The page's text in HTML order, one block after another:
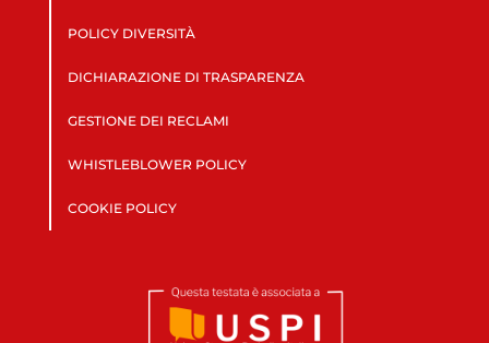
POLICY DIVERSITÀ
DICHIARAZIONE DI TRASPARENZA
GESTIONE DEI RECLAMI
WHISTLEBLOWER POLICY
COOKIE POLICY